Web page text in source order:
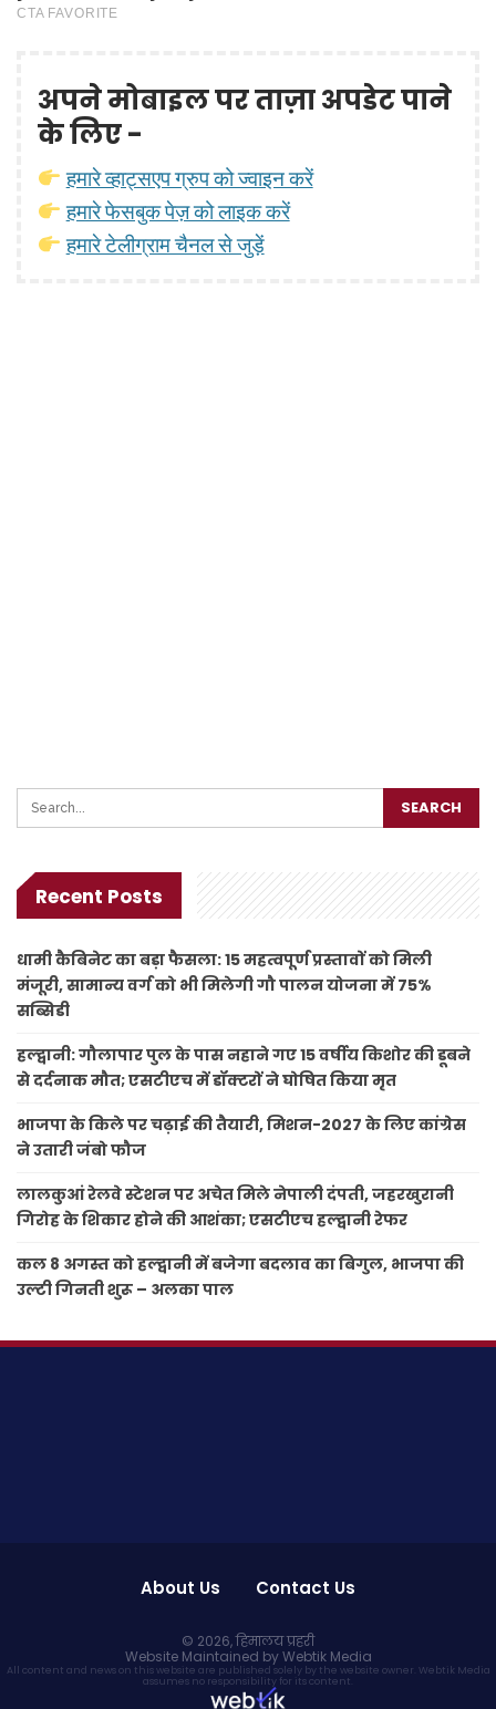
अपने मोबाइल पर ताज़ा अपडेट पाने
के लिए -
हमारे व्हाट्सएप ग्रुप को ज्वाइन करें
हमारे फेसबुक पेज़ को लाइक करें
हमारे टेलीग्राम चैनल से जुड़ें
Recent Posts
धामी कैबिनेट का बड़ा फैसला: 15 महत्वपूर्ण प्रस्तावों को मिली
मंजूरी, सामान्य वर्ग को भी मिलेगी गौ पालन योजना में 75%
सब्सिडी
हल्द्वानी: गौलापार पुल के पास नहाने गए 15 वर्षीय किशोर की डूबने
से दर्दनाक मौत; एसटीएच में डॉक्टरों ने घोषित किया मृत
भाजपा के किले पर चढ़ाई की तैयारी, मिशन-2027 के लिए कांग्रेस
ने उतारी जंबो फौज
लालकुआं रेलवे स्टेशन पर अचेत मिले नेपाली दंपती, जहरखुरानी
गिरोह के शिकार होने की आशंका; एसटीएच हल्द्वानी रेफर
कल 8 अगस्त को हल्द्वानी में बजेगा बदलाव का बिगुल, भाजपा की
उल्टी गिनती शुरू – अलका पाल
About Us Contact Us
© 2026,हिमालय प्रहरी
Website Maintained by Webtik Media
All content and news on this website are published solely by the website owner. Webtik Media
assumes no responsibility for its content.